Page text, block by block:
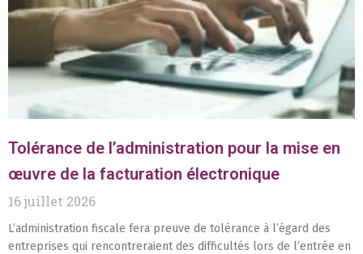
Tolérance de l’administration pour la mise en
œuvre de la facturation électronique
16 juillet 2026
L’administration fiscale fera preuve de tolérance à l’égard des
entreprises qui rencontreraient des difficultés lors de l’entrée en